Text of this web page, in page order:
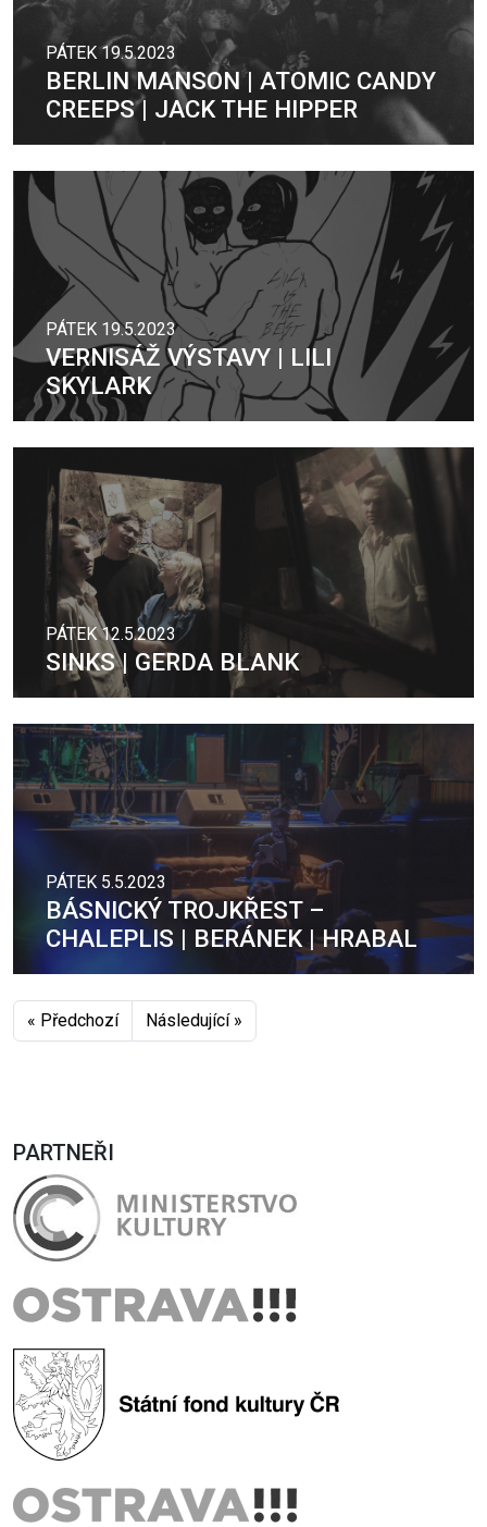
PÁTEK 19.5.2023
BERLIN MANSON | ATOMIC CANDY
CREEPS | JACK THE HIPPER
PÁTEK 19.5.2023
VERNISÁŽ VÝSTAVY | LILI
SKYLARK
PÁTEK 12.5.2023
SINKS | GERDA BLANK
PÁTEK 5.5.2023
BÁSNICKÝ TROJKŘEST –
CHALEPLIS | BERÁNEK | HRABAL
« Předchozí Následující »
PARTNEŘI